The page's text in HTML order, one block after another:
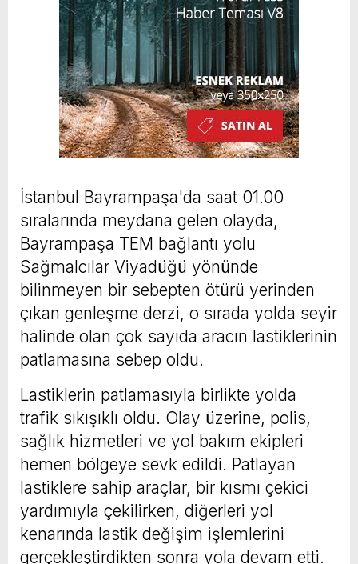
İstanbul Bayrampaşa'da saat 01.00
sıralarında meydana gelen olayda,
Bayrampaşa TEM bağlantı yolu
Sağmalcılar Viyadüğü yönünde
bilinmeyen bir sebepten ötürü yerinden
çıkan genleşme derzi, o sırada yolda seyir
halinde olan çok sayıda aracın lastiklerinin
patlamasına sebep oldu.
Lastiklerin patlamasıyla birlikte yolda
trafik sıkışıklı oldu. Olay üzerine, polis,
sağlık hizmetleri ve yol bakım ekipleri
hemen bölgeye sevk edildi. Patlayan
lastiklere sahip araçlar, bir kısmı çekici
yardımıyla çekilirken, diğerleri yol
kenarında lastik değişim işlemlerini
gerçekleştirdikten sonra yola devam etti.